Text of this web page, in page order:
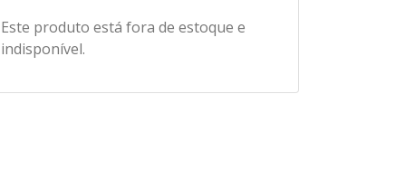
Este produto está fora de estoque e
indisponível.